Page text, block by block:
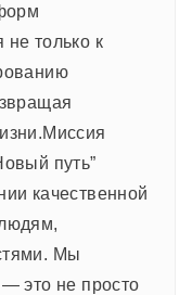
только к
путь”
качественной
Мы
это не просто